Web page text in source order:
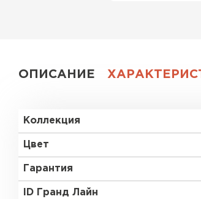
ОПИСАНИЕ
Коллекция
Цвет
Гарантия
ID Гранд Лайн